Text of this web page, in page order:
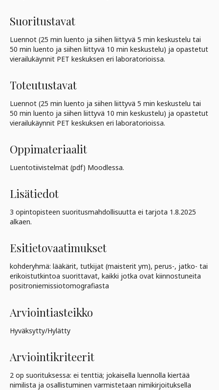
Suoritustavat
Luennot (25 min luento ja siihen liittyvä 5 min keskustelu tai
50 min luento ja siihen liittyvä 10 min keskustelu) ja opastetut
vierailukäynnit PET keskuksen eri laboratorioissa.
Toteutustavat
Luennot (25 min luento ja siihen liittyvä 5 min keskustelu tai
50 min luento ja siihen liittyvä 10 min keskustelu) ja opastetut
vierailukäynnit PET keskuksen eri laboratorioissa.
Oppimateriaalit
Luentotiivistelmät (pdf) Moodlessa.
Lisätiedot
3 opintopisteen suoritusmahdollisuutta ei tarjota 1.8.2025
alkaen.
Esitietovaatimukset
kohderyhmä: lääkärit, tutkijat (maisterit ym), perus-, jatko- tai
erikoistutkintoa suorittavat, kaikki jotka ovat kiinnostuneita
positroniemissiotomografiasta
Arviointiasteikko
Hyväksytty/Hylätty
Arviointikriteerit
2 op suorituksessa: ei tenttiä; jokaisella luennolla kiertää
nimilista ja osallistuminen varmistetaan nimikirjoituksella